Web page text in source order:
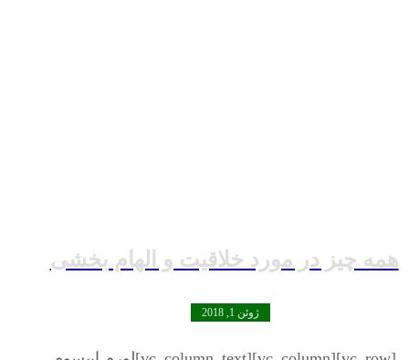
همه چیز در مورد خلاقیت و الهام بخشی
ژوئن 1, 2018